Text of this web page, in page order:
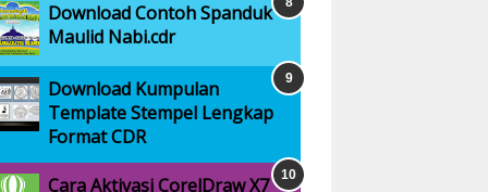
Download Contoh Spanduk
Maulid Nabi.cdr
Download Kumpulan
Template Stempel Lengkap
Format CDR
Cara Aktivasi CorelDraw X7